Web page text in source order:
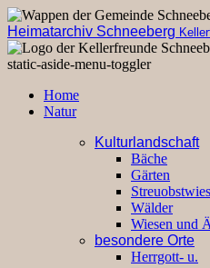
Heimatarchiv Schneeberg
static-aside-menu-toggler
Home
Natur
Kulturlandschaft
Bäche
Gärten
Wälder
Wiesen und
besondere Orte
Herrgott- u.